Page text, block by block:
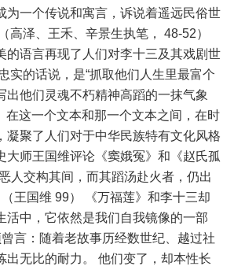
为一个传说和寓言，诉说着遥远民俗世
高泽、王禾、辛景生执笔， 48-52）
的语言再现了人们对李十三及其戏剧世
实的话说，是“抓取他们人生里最富个
出他们灵魂不朽精神高蹈的一抹气象
在这一个文本和那一个文本之间，在时
凝聚了人们对于中华民族特有文化风格
大师王国维评论《窦娥冤》和《赵氏孤
人交构其间，而其蹈汤赴火者，仍出
王国维 99） 《万福莲》和李十三却
活中，它依然是我们自我镜像的一部
言：随着老故事历经数世纪、越过社
出无比的耐力。 他们变了，却本性长